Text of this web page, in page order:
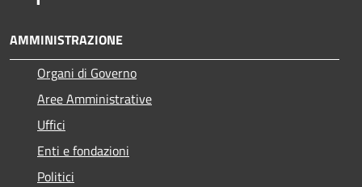
AMMINISTRAZIONE
Organi di Governo
Aree Amministrative
Uffici
Enti e fondazioni
Politici